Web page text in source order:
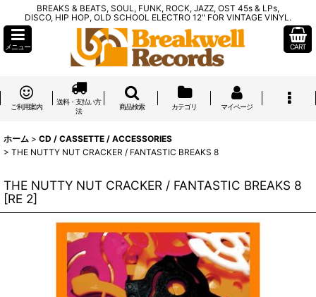
BREAKS & BEATS, SOUL, FUNK, ROCK, JAZZ, OST 45s & LPs,
DISCO, HIP HOP, OLD SCHOOL ELECTRO 12" FOR VINTAGE VINYL.
メニュー CART
ご利用案内
送料・支払い方
法
商品検索 カテゴリ マイページ
ホーム > CD / CASSETTE / ACCESSORIES
> THE NUTTY NUT CRACKER / FANTASTIC BREAKS 8
THE NUTTY NUT CRACKER / FANTASTIC BREAKS 8
[RE 2]